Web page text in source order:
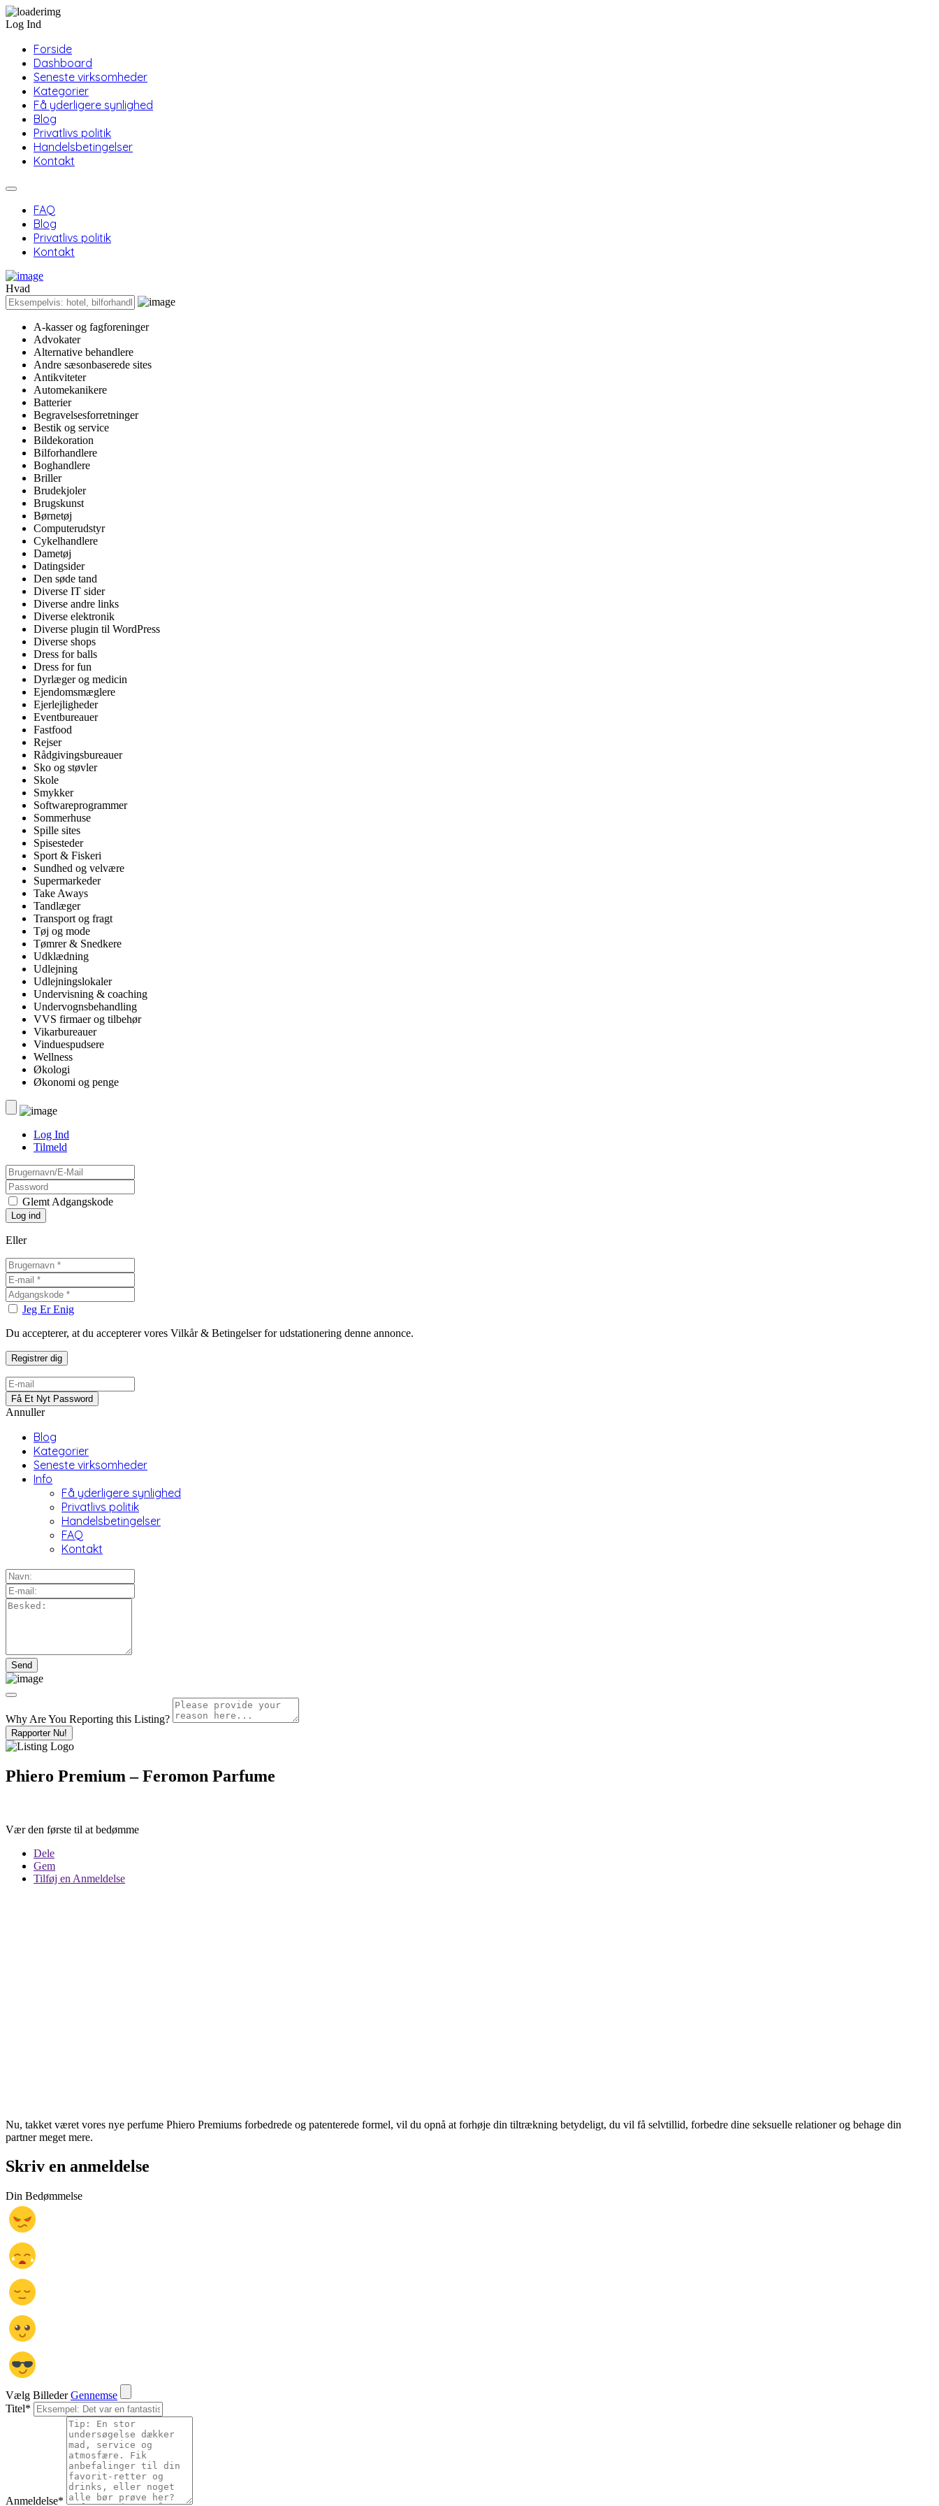
Log Ind
Forside
Dashboard
Seneste virksomheder
Kategorier
Få yderligere synlighed
Blog
Privatlivs politik
Handelsbetingelser
Kontakt
FAQ
Blog
Privatlivs politik
Kontakt
Hvad
A-kasser og fagforeninger
Advokater
Alternative behandlere
Andre sæsonbaserede sites
Antikviteter
Automekanikere
Batterier
Begravelsesforretninger
Bestik og service
Bildekoration
Bilforhandlere
Boghandlere
Briller
Brudekjoler
Brugskunst
Børnetøj
Computerudstyr
Cykelhandlere
Dametøj
Datingsider
Den søde tand
Diverse IT sider
Diverse andre links
Diverse elektronik
Diverse plugin til WordPress
Diverse shops
Dress for balls
Dress for fun
Dyrlæger og medicin
Ejendomsmæglere
Ejerlejligheder
Eventbureauer
Fastfood
Rejser
Rådgivingsbureauer
Sko og støvler
Skole
Smykker
Softwareprogrammer
Sommerhuse
Spille sites
Spisesteder
Sport & Fiskeri
Sundhed og velvære
Supermarkeder
Take Aways
Tandlæger
Transport og fragt
Tøj og mode
Tømrer & Snedkere
Udklædning
Udlejning
Udlejningslokaler
Undervisning & coaching
Undervognsbehandling
VVS firmaer og tilbehør
Vikarbureauer
Vinduespudsere
Wellness
Økologi
Økonomi og penge
Log Ind
Tilmeld
Glemt Adgangskode
Eller
Jeg Er Enig
Du accepterer, at du accepterer vores Vilkår & Betingelser for udstationering denne annonce.
Annuller
Blog
Kategorier
Seneste virksomheder
Info
Få yderligere synlighed
Privatlivs politik
Handelsbetingelser
FAQ
Kontakt
Why Are You Reporting this Listing?
Rapporter Nu!
Phiero Premium – Feromon Parfume
Vær den første til at bedømme
Dele
Gem
Tilføj en Anmeldelse
Nu, takket været vores nye perfume Phiero Premiums forbedrede og patenterede formel, vil du opnå at forhøje din tiltrækning betydeligt, du vil få selvtillid, forbedre dine seksuelle relationer og behage din
partner meget mere.
Skriv en anmeldelse
Din Bedømmelse
Vælg Billeder Gennemse
Titel*
Anmeldelse*